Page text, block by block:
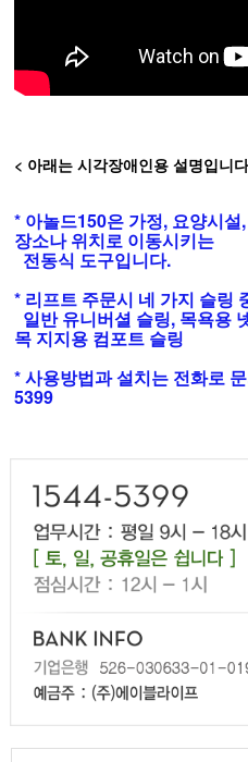
< 아래는 시각장애인용 설명입니
* 아놀드150은 가정, 요양시
장소나 위치로 이동시키는
전동식 도구입니다.
* 리프트 주문시 네 가지 슬링
일반 유니버셜 슬링, 목욕용
목 지지용 컴포트 슬링
* 사용방법과 설치는 전화로
5399